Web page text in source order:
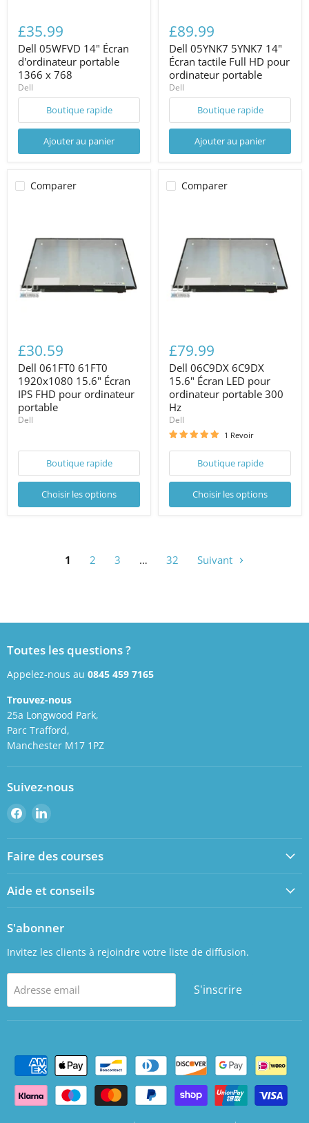
£35.99
Dell 05WFVD 14" Écran
d'ordinateur portable
1366 x 768
Dell
Boutique rapide
Ajouter au panier
£89.99
Dell 05YNK7 5YNK7 14"
Écran tactile Full HD pour
ordinateur portable
Dell
Boutique rapide
Ajouter au panier
Comparer
£30.59
Dell 061FT0 61FT0
1920x1080 15.6" Écran
IPS FHD pour ordinateur
portable
Dell
Boutique rapide
Choisir les options
Comparer
£79.99
Dell 06C9DX 6C9DX
15.6" Écran LED pour
ordinateur portable 300
Hz
Dell
1 Revoir
Boutique rapide
Choisir les options
1 2 3 … 32 Suivant
Toutes les questions ?
Appelez-nous au 0845 459 7165
Trouvez-nous
25a Longwood Park,
Parc Trafford,
Manchester M17 1PZ
Suivez-nous
Retrouvez-
nous
sur
Facebook
Retrouvez-
sur
LinkedIn
Faire des courses
Aide et conseils
S'abonner
Invitez les clients à rejoindre votre liste de diffusion.
Adresse email S'inscrire